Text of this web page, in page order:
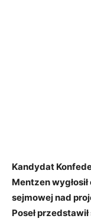
Kandydat
Mentzen
sejmowej nad
Poseł